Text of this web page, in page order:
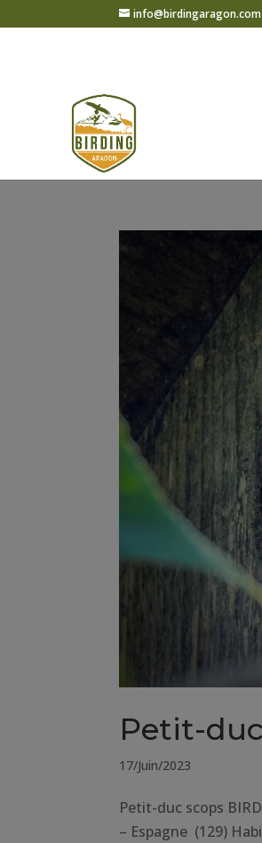
info@birdingaragon.com
Petit-
17/Juin/2023
Petit-duc scops
– Espagne (129)